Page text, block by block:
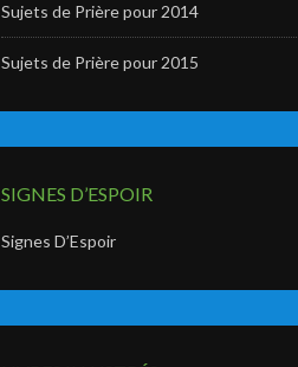
Sujets de Prière pour 2014
Sujets de Prière pour 2015
SIGNES D’ESPOIR
Signes D’Espoir